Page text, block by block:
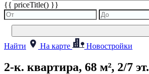
{{ priceTitle() }}
Найти
На карте Новостройки
2-к. квартира, 68 м², 2/7 эт.